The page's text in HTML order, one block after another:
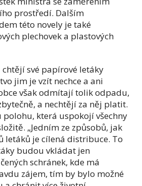
prostředí. Dalším
této novely je také
plechovek a plastových
chtějí své papírové letáky
jim je vzít nechce a ani
však odmítají tolik odpadu,
a nechtějí za něj platit.
která uspokojí všechny
„Jedním ze způsobů, jak
letáků je cílená distribuce. To
budou vkládat jen
schránek, kde má
zájem, tím by bylo možné